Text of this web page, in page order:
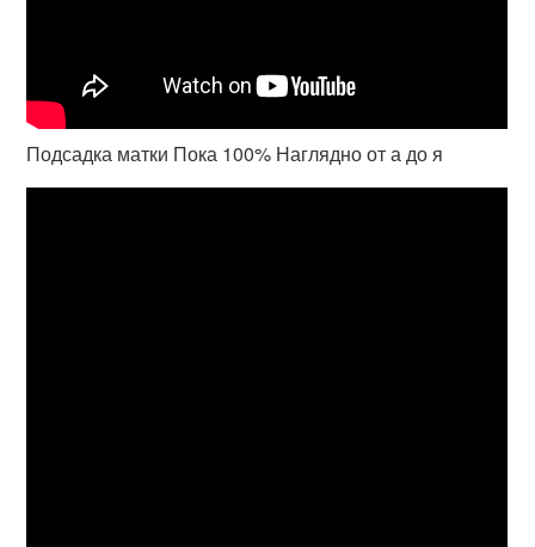
Подсадка матки Пока 100% Наглядно от а до я